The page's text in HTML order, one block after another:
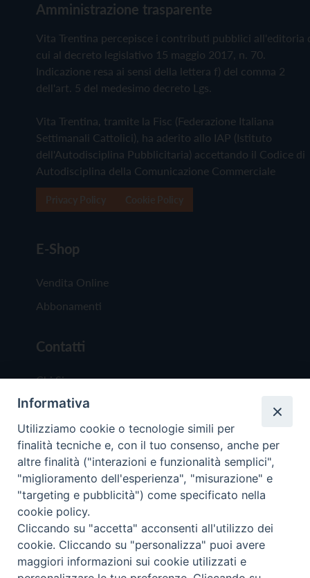
Amministrazione trasparente
Vita Trentina percepisce i contributi pubblici all'editoria
cui al decreto legislativo 15 maggio 2017, n. 70.
Indicazione resa ai sensi della lettera f) del comma 2
dell'art. 5 del medesimo decreto Lgs.
Vita Trentina, tramite la Fisc (Federazione Italiana
Settimanali Cattolici), ha aderito allo IAP (Istituto
dell'Autodisciplina Pubblicitaria) accettando il Codice di
Autodisciplina della Comunicazione Commerciale
E-Shop
Vendita Online
Abbonamenti
Contatti
Chi Siamo
Redazione
Scrivici
Copyright © 2019 - Tutti i diritti riservati - Vita
Trentina Editrice
Privacy Policy
Informativa
Utilizziamo cookie o tecnologie simili per
finalità tecniche e, con il tuo consenso, anche per
altre finalità ("interazioni e funzionalità semplici",
"miglioramento dell'esperienza", "misurazione" e
"targeting e pubblicità") come specificato nella
cookie policy.
Cliccando su "accetta" acconsenti all'utilizzo dei
cookie. Cliccando su "personalizza" puoi avere
maggiori informazioni sui cookie utilizzati e